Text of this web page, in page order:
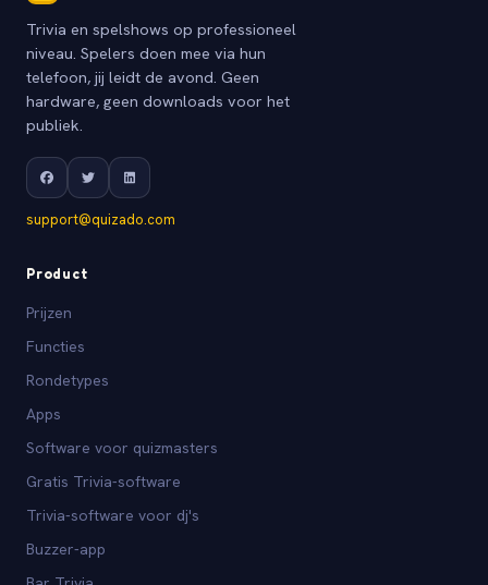
Trivia en spelshows op professioneel
niveau. Spelers doen mee via hun
telefoon, jij leidt de avond. Geen
hardware, geen downloads voor het
publiek.
support@quizado.com
Product
Prijzen
Functies
Rondetypes
Apps
Software voor quizmasters
Gratis Trivia-software
Trivia-software voor dj's
Buzzer-app